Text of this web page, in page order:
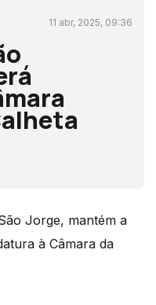
11 abr, 2025, 09:36
Jorge, mantém a
à Câmara da